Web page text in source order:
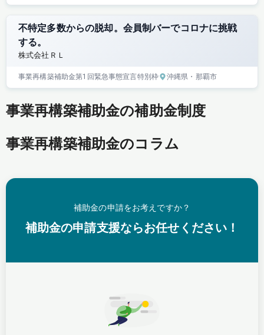
不特定多数からの脱却。会員制バーでコロナに挑戦
する。
株式会社ＲＬ
事業再構築補助金第1回緊急事態宣言特別枠 沖縄県 ・那覇市
事業再構築補助金の補助金制度
事業再構築補助金のコラム
補助金の申請をお考えですか？
補助金の申請支援ならお任せください！